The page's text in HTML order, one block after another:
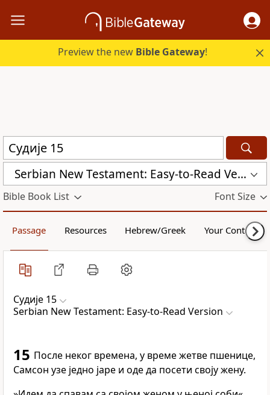
Preview the new Bible Gateway!
Serbian New Testament: Easy-to-Read Version (ERV-SR)
Bible Book List Font Size
Passage Resources Hebrew/Greek Your Content
Судије 15
Serbian New Testament: Easy-to-Read Version
15 После неког времена, у време жетве пшенице,
Самсон узе једно јаре и оде да посети своју жену.